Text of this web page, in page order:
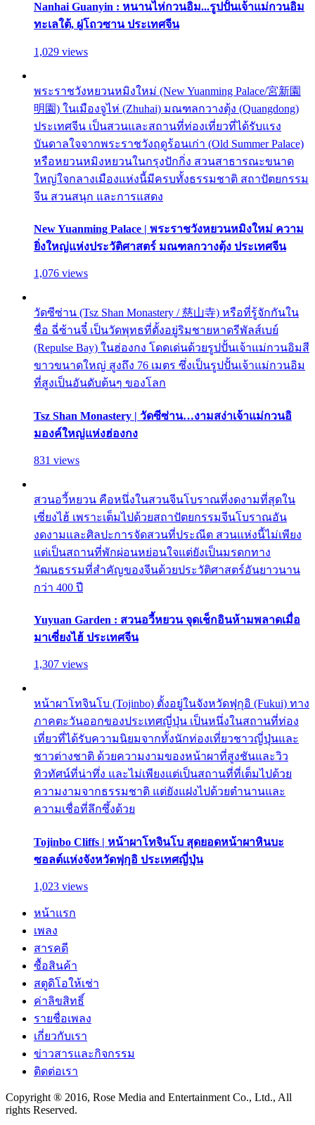
Nanhai Guanyin : หนานไห่กวนอิม...รูปปั้นเจ้าแม่กวนอิม
ทะเลใต้, ผู่โถวซาน ประเทศจีน
1,029 views
พระราชวังหยวนหมิงใหม่ (New Yuanming Palace/宮新園
明園) ในเมืองจูไห่ (Zhuhai) มณฑลกวางตุ้ง (Quangdong)
ประเทศจีน เป็นสวนและสถานที่ท่องเที่ยวที่ได้รับแรง
บันดาลใจจากพระราชวังฤดูร้อนเก่า (Old Summer Palace)
หรือหยวนหมิงหยวนในกรุงปักกิ่ง สวนสาธารณะขนาด
ใหญ่ใจกลางเมืองแห่งนี้มีครบทั้งธรรมชาติ สถาปัตยกรรม
จีน สวนสนุก และการแสดง
New Yuanming Palace | พระราชวังหยวนหมิงใหม่ ความ
ยิ่งใหญ่แห่งประวัติศาสตร์ มณฑลกวางตุ้ง ประเทศจีน
1,076 views
วัดซีซ่าน (Tsz Shan Monastery / 慈山寺) หรือที่รู้จักกันใน
ชื่อ ฉี่ซ้านจี๋ เป็นวัดพุทธที่ตั้งอยู่ริมชายหาดรีพัลส์เบย์
(Repulse Bay) ในฮ่องกง โดดเด่นด้วยรูปปั้นเจ้าแม่กวนอิมสี
ขาวขนาดใหญ่ สูงถึง 76 เมตร ซึ่งเป็นรูปปั้นเจ้าแม่กวนอิม
ที่สูงเป็นอันดับต้นๆ ของโลก
Tsz Shan Monastery | วัดซีซ่าน…งามสง่าเจ้าแม่กวนอิ
มองค์ใหญ่แห่งฮ่องกง
831 views
สวนอวี้หยวน คือหนึ่งในสวนจีนโบราณที่งดงามที่สุดใน
เซี่ยงไฮ้ เพราะเต็มไปด้วยสถาปัตยกรรมจีนโบราณอัน
งดงามและศิลปะการจัดสวนที่ประณีต สวนแห่งนี้ไม่เพียง
แต่เป็นสถานที่พักผ่อนหย่อนใจแต่ยังเป็นมรดกทาง
วัฒนธรรมที่สำคัญของจีนด้วยประวัติศาสตร์อันยาวนาน
กว่า 400 ปี
Yuyuan Garden : สวนอวี้หยวน จุดเช็กอินห้ามพลาดเมื่อ
มาเซี่ยงไฮ้ ประเทศจีน
1,307 views
หน้าผาโทจินโบ (Tojinbo) ตั้งอยู่ในจังหวัดฟุกุอิ (Fukui) ทาง
ภาคตะวันออกของประเทศญี่ปุ่น เป็นหนึ่งในสถานที่ท่อง
เที่ยวที่ได้รับความนิยมจากทั้งนักท่องเที่ยวชาวญี่ปุ่นและ
ชาวต่างชาติ ด้วยความงามของหน้าผาที่สูงชันและวิว
ทิวทัศน์ที่น่าทึ่ง และไม่เพียงแต่เป็นสถานที่ที่เต็มไปด้วย
ความงามจากธรรมชาติ แต่ยังแฝงไปด้วยตำนานและ
ความเชื่อที่ลึกซึ้งด้วย
Tojinbo Cliffs | หน้าผาโทจินโบ สุดยอดหน้าผาหินบะ
ซอลต์แห่งจังหวัดฟุกุอิ ประเทศญี่ปุ่น
1,023 views
หน้าแรก
เพลง
สารคดี
ซื้อสินค้า
สตูดิโอให้เช่า
ค่าลิขสิทธิ์
รายชื่อเพลง
เกี่ยวกับเรา
ข่าวสารและกิจกรรม
ติดต่อเรา
Copyright ® 2016, Rose Media and Entertainment Co., Ltd., All
rights Reserved.